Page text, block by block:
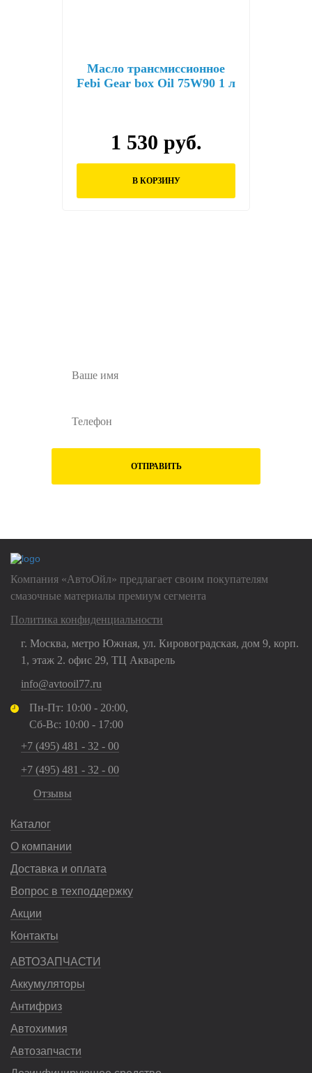
Масло трансмиссионное
Febi Gear box Oil 75W90 1 л
1 530 руб.
В КОРЗИНУ
ОТПРАВИТЬ
Компания «АвтоОйл» предлагает своим покупателям
смазочные материалы премиум сегмента
Политика конфиденциальности
г. Москва, метро Южная, ул. Кировоградская, дом 9, корп.
1, этаж 2. офис 29, ТЦ Акварель
info@avtooil77.ru
Пн-Пт: 10:00 - 20:00,
Сб-Вс: 10:00 - 17:00
+7 (495) 481 - 32 - 00
+7 (495) 481 - 32 - 00
Отзывы
Каталог
О компании
Доставка и оплата
Вопрос в техподдержку
Акции
Контакты
АВТОЗАПЧАСТИ
Аккумуляторы
Антифриз
Автохимия
Автозапчасти